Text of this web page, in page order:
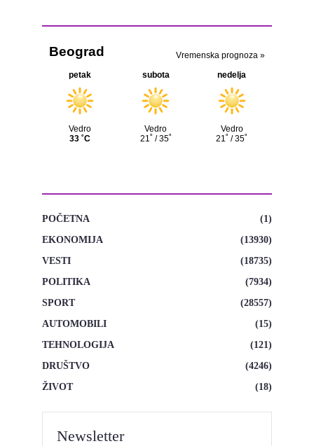
POČETNA
(1)
EKONOMIJA
(13930)
VESTI
(18735)
POLITIKA
(7934)
SPORT
(28557)
AUTOMOBILI
(15)
TEHNOLOGIJA
(121)
DRUŠTVO
(4246)
ŽIVOT
(18)
Newsletter